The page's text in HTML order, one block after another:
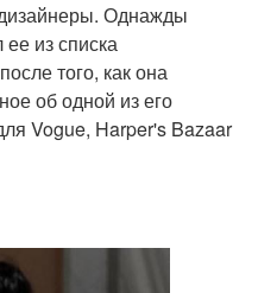
Однажды
из списка
того, как она
об одной из его
Vogue, Harper's Bazaar